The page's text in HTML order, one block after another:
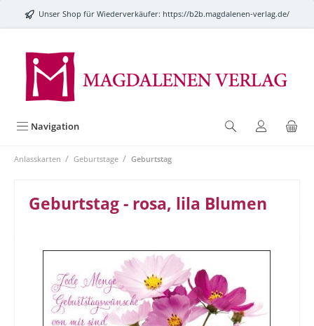
springenUnser Shop für Wiederverkäufer: https://b2b.magdalenen-verlag.de/
Navigation
Anlasskarten / Geburtstage / Geburtstag
Geburtstag - rosa, lila Blumen
Bildergalerie überspringen